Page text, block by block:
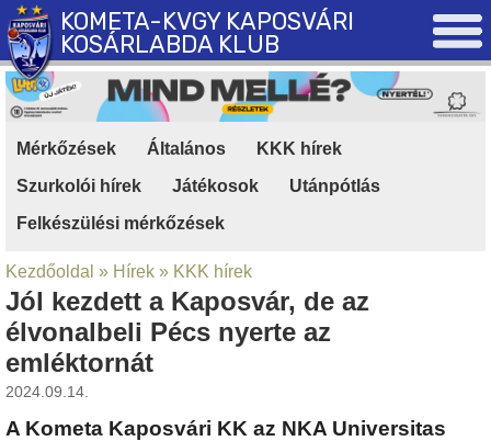
KOMETA-KVGY KAPOSVÁRI
KOSÁRLABDA KLUB
Mérkőzések Általános KKK hírek
Szurkolói hírek
Játékosok Utánpótlás
Felkészülési mérkőzések
Kezdőoldal » Hírek » KKK hírek
Jól kezdett a Kaposvár, de az
élvonalbeli Pécs nyerte az
emléktornát
2024.09.14.
A Kometa Kaposvári KK az NKA Universitas